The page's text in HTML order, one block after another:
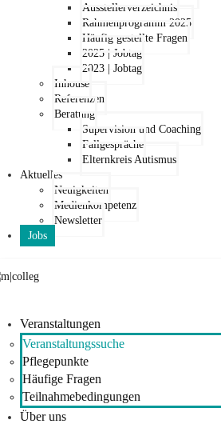
Ausstellerverzeichnis
Rahmenprogramm 2025
Häufig gestellte Fragen
2025 | Jobtag
2023 | Jobtag
Inhouse
Referenzen
Beratung
Supervision und Coaching
Fallgespräche
Elternkreis Autismus
Aktuelles
Neuigkeiten
Medienkompetenz
Newsletter
Jobs
Veranstaltungen
Veranstaltungssuche
Pflegepunkte
Häufige Fragen
Teilnahmebedingungen
Über uns